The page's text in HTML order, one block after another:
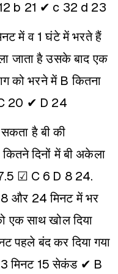
b 21 ✔ c 32 d 23
में व 1 घंटे में भरते हैं
जाता है उसके बाद एक
को भरने में B कितना
20 ✔ D 24
है बी की
कितने दिनों में बी अकेला
☑ C 6 D 8 24.
8 और 24 मिनट में भर
एक साथ खोल दिया
पहले बंद कर दिया गया
मिनट 15 सेकंड ✔ B